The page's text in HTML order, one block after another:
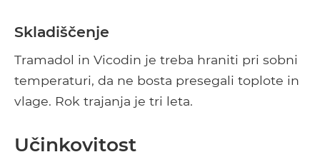
Skladiščenje
Tramadol in Vicodin je treba hraniti pri sobni
temperaturi, da ne bosta presegali toplote in
vlage. Rok trajanja je tri leta.
Učinkovitost